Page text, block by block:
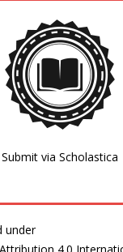
Submit via Scholastica
under